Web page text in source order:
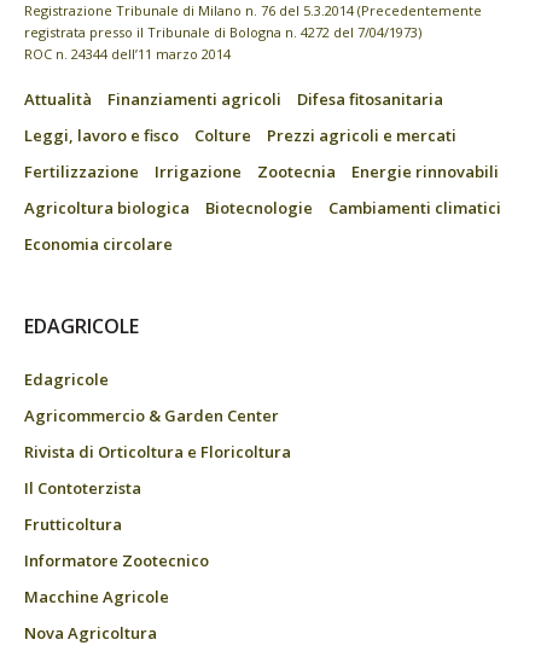
Registrazione Tribunale di Milano n. 76 del 5.3.2014 (Precedentemente
registrata presso il Tribunale di Bologna n. 4272 del 7/04/1973)
ROC n. 24344 dell’11 marzo 2014
Attualità Finanziamenti agricoli
Difesa fitosanitaria
Leggi, lavoro e fisco
Colture
Prezzi agricoli e mercati
Fertilizzazione
Irrigazione Zootecnia
Energie rinnovabili
Agricoltura biologica
Biotecnologie
Cambiamenti climatici
Economia circolare
EDAGRICOLE
Edagricole
Agricommercio & Garden Center
Rivista di Orticoltura e Floricoltura
Il Contoterzista
Frutticoltura
Informatore Zootecnico
Macchine Agricole
Nova Agricoltura